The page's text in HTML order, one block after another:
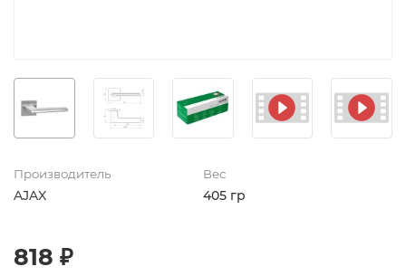
Производитель
AJAX
Вес
405 гр
818 ₽